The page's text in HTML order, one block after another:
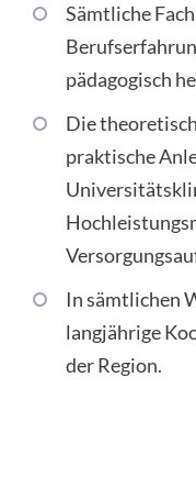
Sämtliche
pädagogisch
Die
praktische
In sämtlichen
langjährige
der Region.